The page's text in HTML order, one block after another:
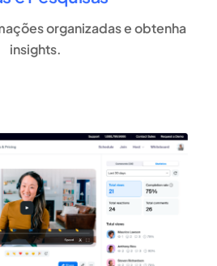
organizadas e obtenha
insights.